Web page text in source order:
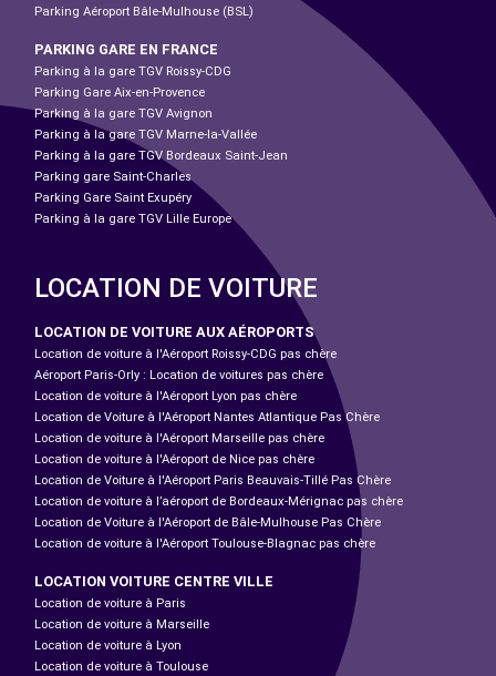
Parking Aéroport Bâle-Mulhouse (BSL)
PARKING GARE EN FRANCE
Parking à la gare TGV Roissy-CDG
Parking Gare Aix-en-Provence
Parking à la gare TGV Avignon
Parking à la gare TGV Marne-la-Vallée
Parking à la gare TGV Bordeaux Saint-Jean
Parking gare Saint-Charles
Parking Gare Saint Exupéry
Parking à la gare TGV Lille Europe
LOCATION DE VOITURE
LOCATION DE VOITURE AUX AÉROPORTS
Location de voiture à l'Aéroport Roissy-CDG pas chère
Aéroport Paris-Orly : Location de voitures pas chère
Location de voiture à l'Aéroport Lyon pas chère
Location de Voiture à l'Aéroport Nantes Atlantique Pas Chère
Location de voiture à l'Aéroport Marseille pas chère
Location de voiture à l'Aéroport de Nice pas chère
Location de Voiture à l'Aéroport Paris Beauvais-Tillé Pas Chère
Location de voiture à l’aéroport de Bordeaux-Mérignac pas chère
Location de Voiture à l'Aéroport de Bâle-Mulhouse Pas Chère
Location de voiture à l'Aéroport Toulouse-Blagnac pas chère
LOCATION VOITURE CENTRE VILLE
Location de voiture à Paris
Location de voiture à Marseille
Location de voiture à Lyon
Location de voiture à Toulouse